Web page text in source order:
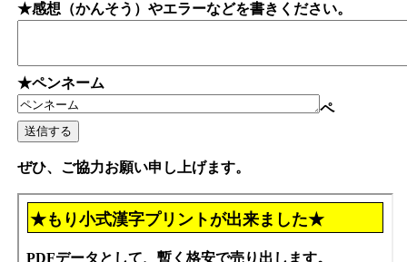
★感想（かんそう）やエラーなどを書きください。
★ペンネーム
ペ
ぜひ、ご協力お願い申し上げます。